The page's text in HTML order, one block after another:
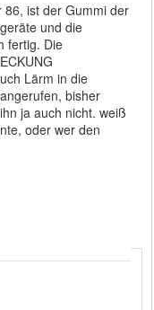
86, ist der Gummi der
und die
fertig. Die
Lärm in die
bisher
ja auch nicht. weiß
oder wer den